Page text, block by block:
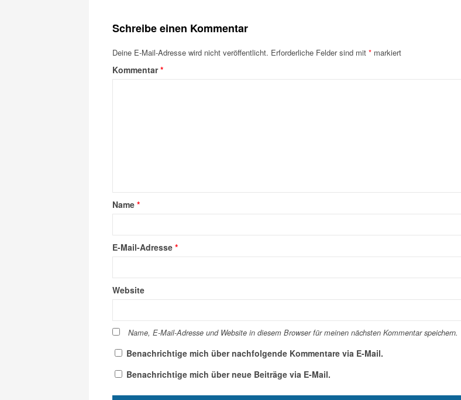
Schreibe einen Kommentar
Deine E-Mail-Adresse wird nicht veröffentlicht. Erforderliche Felder sind mit * markiert
Kommentar*
Name *
E-Mail-Adresse *
Website
Name, E-Mail-Adresse und Website in diesem Browser für meinen nächsten Kommentar speichern.
Benachrichtige mich über nachfolgende Kommentare via E-Mail.
Benachrichtige mich über neue Beiträge via E-Mail.